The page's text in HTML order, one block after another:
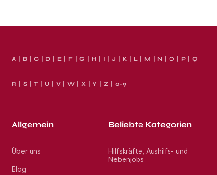
A B C D E F G H I J K L M N O P Q
R S T U V W X Y Z 0-9
Allgemein
Über uns
Blog
Beliebte Kategorien
Hilfskräfte, Aushilfs- und
Nebenjobs